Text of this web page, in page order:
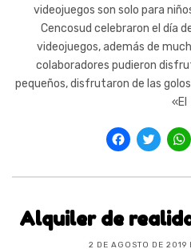
videojuegos son solo para
Cencosud celebraron el día
videojuegos, además de
colaboradores pudieron
pequeños, disfrutaron de las
«El
Alquiler de
2 DE AGOSTO DE 2019